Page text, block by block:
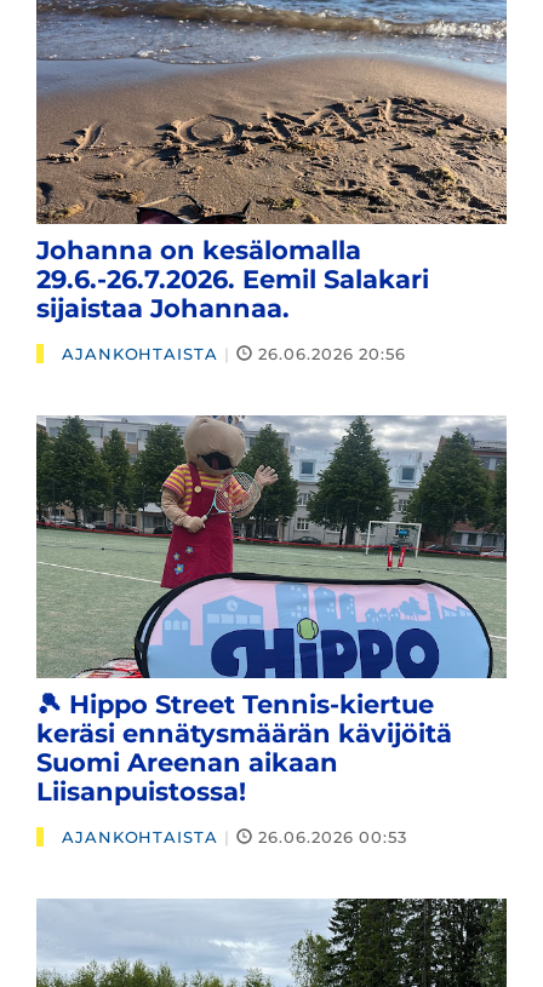
Johanna on kesälomalla
29.6.-26.7.2026. Eemil Salakari
sijaistaa Johannaa.
AJANKOHTAISTA | 26.06.2026 20:56
🎾 Hippo Street Tennis-kiertue
keräsi ennätysmäärän kävijöitä
Suomi Areenan aikaan
Liisanpuistossa!
AJANKOHTAISTA | 26.06.2026 00:53